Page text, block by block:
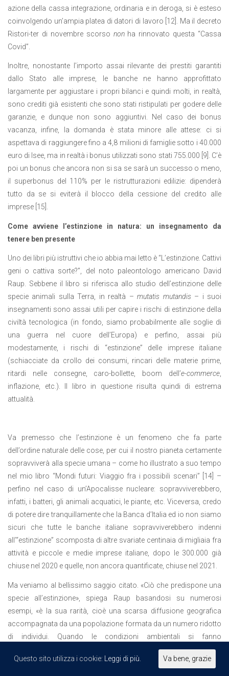
azione della cassa integrazione, ordinaria e in deroga, si è esteso
coinvolgendo un’ampia platea di datori di lavoro [12]. Ma il decreto
Ristori-ter di novembre scorso nonha rinnovato questa “Cassa
Covid”.
Inoltre, nonostante l’importo assai rilevante dei prestiti garantiti
dallo Stato alle imprese, le banche ne hanno approfittato
largamente per aggiustare i propri bilanci e quindi molti, in realtà,
sono crediti già esistenti che sono stati ristipulati per godere delle
garanzie, e dunque non sono aggiuntivi. Nel caso dei bonus
vacanza, infine, la domanda è stata minore alle attese: ci si
aspettava di raggiungere fino a 4,8 milioni di famiglie sotto i 40.000
euro di Isee, ma in realtà i bonus utilizzati sono stati 755.000 [9]. C’è
poi un bonus che ancora non si sa se sarà un successo o meno,
il superbonus del 110% per le ristrutturazioni edilizie: dipenderà
tutto da se si eviterà il blocco della cessione del credito alle
imprese [15].
Come avviene l’estinzione in natura: un insegnamento da
tenere ben presente
Uno dei libri più istruttivi che io abbia mai letto è “L’estinzione. Cattivi
geni o cattiva sorte?”, del noto paleontologo americano David
Raup. Sebbene il libro si riferisca allo studio dell’estinzione delle
specie animali sulla Terra, in realtà –mutatis mutandis– i suoi
insegnamenti sono assai utili per capire i rischi di estinzione della
civiltà tecnologica (in fondo, siamo probabilmente alle soglie di
una guerra nel cuore dell’Europa) e perfino, assai più
modestamente, i rischi di “estinzione” delle imprese italiane
(schiacciate da crollo dei consumi, rincari delle materie prime,
ritardi nelle consegne, caro-bollette, boom dell’e-commerce,
inflazione, etc.). Il libro in questione risulta quindi di estrema
attualità.
Va premesso che l’estinzione è un fenomeno che fa parte
dell’ordine naturale delle cose, per cui il nostro pianeta certamente
sopravviverà alla specie umana – come ho illustrato a suo tempo
nel mio libro “Mondi futuri: Viaggio fra i possibili scenari” [14] –
perfino nel caso di un’Apocalisse nucleare: sopravviverebbero,
infatti, i batteri, gli animali acquatici, le piante, etc. Viceversa, credo
di potere dire tranquillamente che la Banca d’Italia ed io non siamo
sicuri che tutte le banche italiane sopravviverebbero indenni
all’“estinzione” scomposta di altre svariate centinaia di migliaia fra
attività e piccole e medie imprese italiane, dopo le 300.000 già
chiuse nel 2020 e quelle, non ancora quantificate, chiuse nel 2021.
Ma veniamo al bellissimo saggio citato. «Ciò che predispone una
specie all’estinzione», spiega Raup basandosi su numerosi
esempi, «è la sua rarità, cioè una scarsa diffusione geografica
accompagnata da una popolazione formata da un numero ridotto
di individui. Quando le condizioni ambientali si fanno
biologicamente o fisicamente difficili, infatti, una specie rara corre
davvero grossi rischi: predatori e specie rivali, malattie epidemiche,
Questo sito utilizza i cookie: Leggi di più. Va bene, grazie